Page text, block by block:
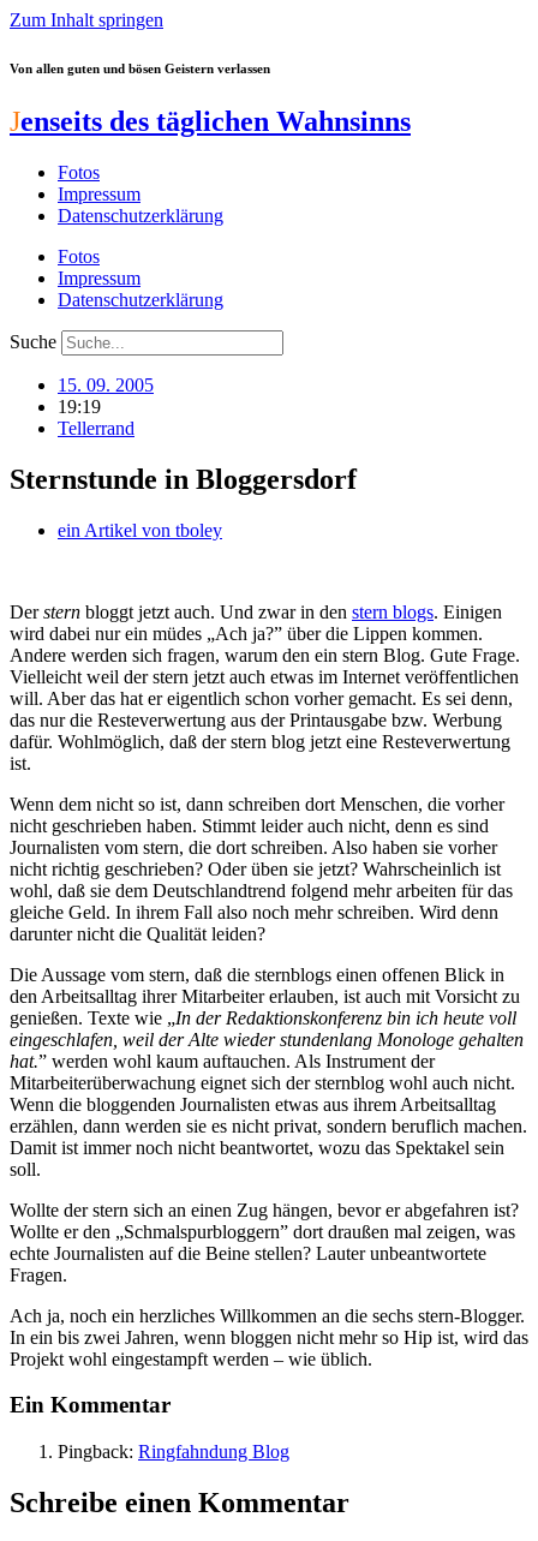
Zum Inhalt springen
Von allen guten und bösen Geistern verlassen
Jenseits des täglichen Wahnsinns
Fotos
Impressum
Datenschutzerklärung
Fotos
Impressum
Datenschutzerklärung
Suche
15. 09. 2005
19:19
Tellerrand
Sternstunde in Bloggersdorf
ein Artikel von tboley
Derstern bloggt jetzt auch. Und zwar in den stern blogs. Einigen
wird dabei nur ein müdes „Ach ja?” über die Lippen kommen.
Andere werden sich fragen, warum den ein stern Blog. Gute Frage.
Vielleicht weil der stern jetzt auch etwas im Internet veröffentlichen
will. Aber das hat er eigentlich schon vorher gemacht. Es sei denn,
das nur die Resteverwertung aus der Printausgabe bzw. Werbung
dafür. Wohlmöglich, daß der stern blog jetzt eine Resteverwertung
ist.
Wenn dem nicht so ist, dann schreiben dort Menschen, die vorher
nicht geschrieben haben. Stimmt leider auch nicht, denn es sind
Journalisten vom stern, die dort schreiben. Also haben sie vorher
nicht richtig geschrieben? Oder üben sie jetzt? Wahrscheinlich ist
wohl, daß sie dem Deutschlandtrend folgend mehr arbeiten für das
gleiche Geld. In ihrem Fall also noch mehr schreiben. Wird denn
darunter nicht die Qualität leiden?
Die Aussage vom stern, daß die sternblogs einen offenen Blick in
den Arbeitsalltag ihrer Mitarbeiter erlauben, ist auch mit Vorsicht zu
genießen. Texte wie „In der Redaktionskonferenz bin ich heute voll
eingeschlafen, weil der Alte wieder stundenlang Monologe gehalten
hat.” werden wohl kaum auftauchen. Als Instrument der
Mitarbeiterüberwachung eignet sich der sternblog wohl auch nicht.
Wenn die bloggenden Journalisten etwas aus ihrem Arbeitsalltag
erzählen, dann werden sie es nicht privat, sondern beruflich machen.
Damit ist immer noch nicht beantwortet, wozu das Spektakel sein
soll.
Wollte der stern sich an einen Zug hängen, bevor er abgefahren ist?
Wollte er den „Schmalspurbloggern” dort draußen mal zeigen, was
echte Journalisten auf die Beine stellen? Lauter unbeantwortete
Fragen.
Ach ja, noch ein herzliches Willkommen an die sechs stern-Blogger.
In ein bis zwei Jahren, wenn bloggen nicht mehr so Hip ist, wird das
Projekt wohl eingestampft werden – wie üblich.
Ein Kommentar
Pingback: Ringfahndung Blog
Schreibe einen Kommentar